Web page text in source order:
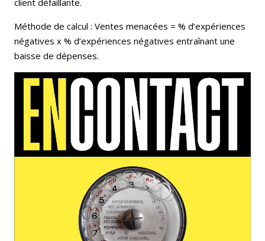
Méthode de calcul : Ventes menacées = % d’expériences
négatives x % d’expériences négatives entraînant une
baisse de dépenses.